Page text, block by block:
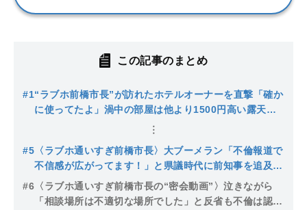
この記事のまとめ
#1“ラブホ前橋市長”が訪れたホテルオーナーを直撃「確か
に使ってたよ」渦中の部屋は他より1500円高い露天風
呂付き…「打ち合わせ」との言い訳に地元市議は大ブー
#5 〈ラブホ通いすぎ前橋市長〉大ブーメラン「不倫報道で
不信感が広がってます！」と県議時代に前知事を追及し
ていた…さらに去年も大雨警報中に市役所不在で市議か
ら注意
#6 〈ラブホ通いすぎ前橋市長の“密会動画”〉泣きながら
「相談場所は不適切な場所でした」と反省も不倫は認め